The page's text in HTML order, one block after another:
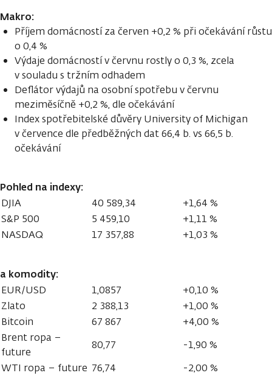
Makro:
Příjem domácností za červen +0,2 % při očekávání růstu
o 0,4 %
Výdaje domácností v červnu rostly o 0,3 %, zcela
v souladu s tržním odhadem
Deflátor výdajů na osobní spotřebu v červnu
meziměsíčně +0,2 %, dle očekávání
Index spotřebitelské důvěry University of Michigan
v července dle předběžných dat 66,4 b. vs 66,5 b.
očekávání
Pohled na indexy:
DJIA 40 589,34
+1,64 %
S&P 500
5 459,10
+1,11 %
NASDAQ
17 357,88 +1,03 %
a komodity:
EUR/USD 1,0857
+0,10 %
Zlato
2 388,13
+1,00 %
Bitcoin
67 867
+4,00 %
Brent ropa –
future
80,77
-1,90 %
WTI ropa – future 76,74 -2,00 %